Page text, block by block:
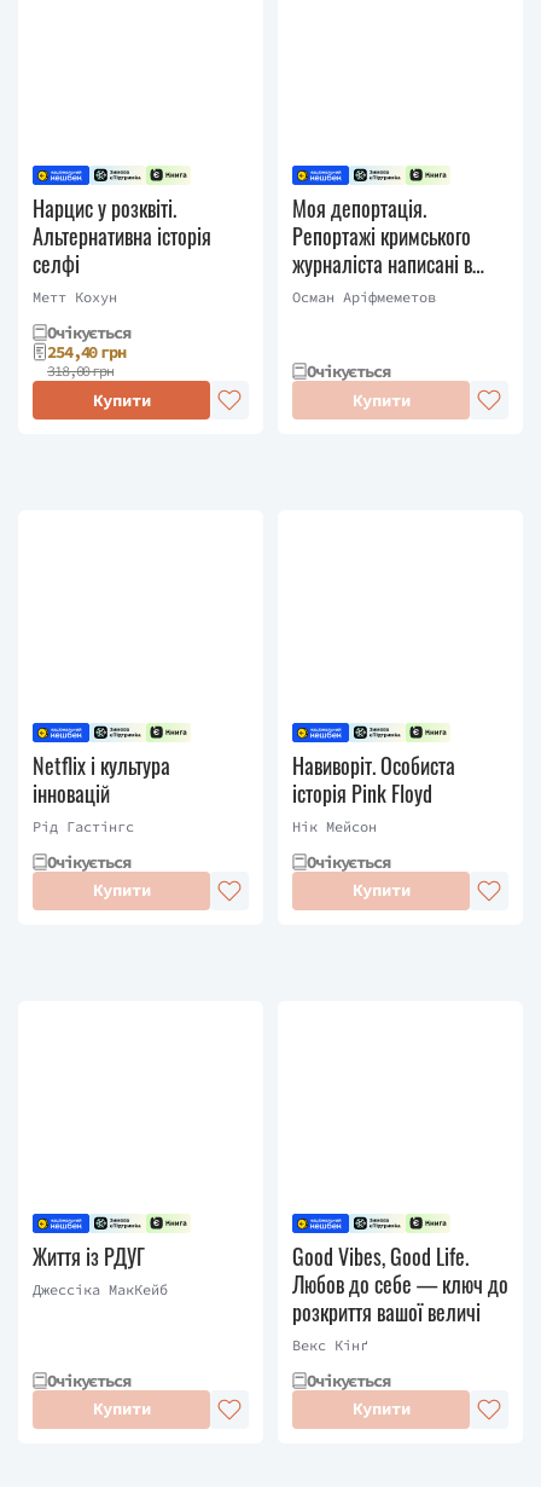
Нарцис у розквіті.
Альтернативна історія
селфі
Метт Кохун
Очікується
254,40 грн
318,00 грн
Купити
Моя депортація.
Репортажі кримського
журналіста написані в
СІЗО
Осман Аріфмеметов
Очікується
Купити
Netflix і культура
інновацій
Рід Гастінгс
Очікується
Купити
Навиворіт. Особиста
історія Pink Floyd
Нік Мейсон
Очікується
Купити
Життя із РДУГ
Джессіка МакКейб
Очікується
Купити
Good Vibes, Good Life.
Любов до себе — ключ до
розкриття вашої величі
Векс Кінґ
Очікується
Купити